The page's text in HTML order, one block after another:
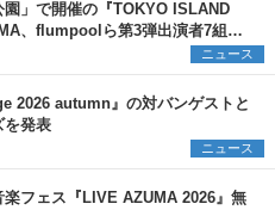
園」で開催の『TOKYO ISLAND
、flumpoolら第3弾出演者7組を
ップ・アート出展者を募集ニュース
2026 autumn』の対バンゲストと
を発表
ニュース
楽フェス『LIVE AZUMA 2026』無